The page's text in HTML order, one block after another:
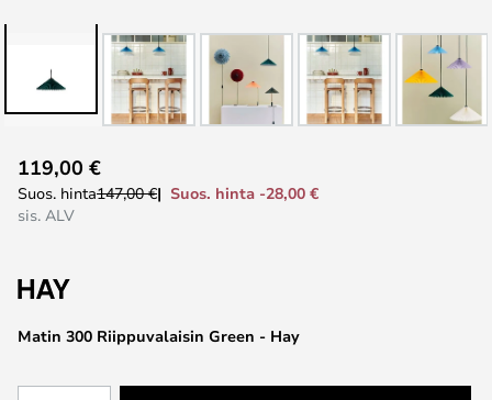
to
the
the
gallery
Matin 300 Riippuvalaisin Green - Hay
119,00 €
Suos. hinta147,00 €
Suos. hinta -28,00 €
sis. ALV